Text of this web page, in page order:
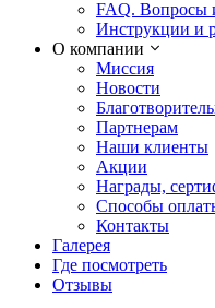
FAQ. Вопросы
Инструкции и
О компании
Миссия
Новости
Партнерам
Наши клиенты
Акции
Награды,
Способы
Контакты
Галерея
Где посмотреть
Отзывы